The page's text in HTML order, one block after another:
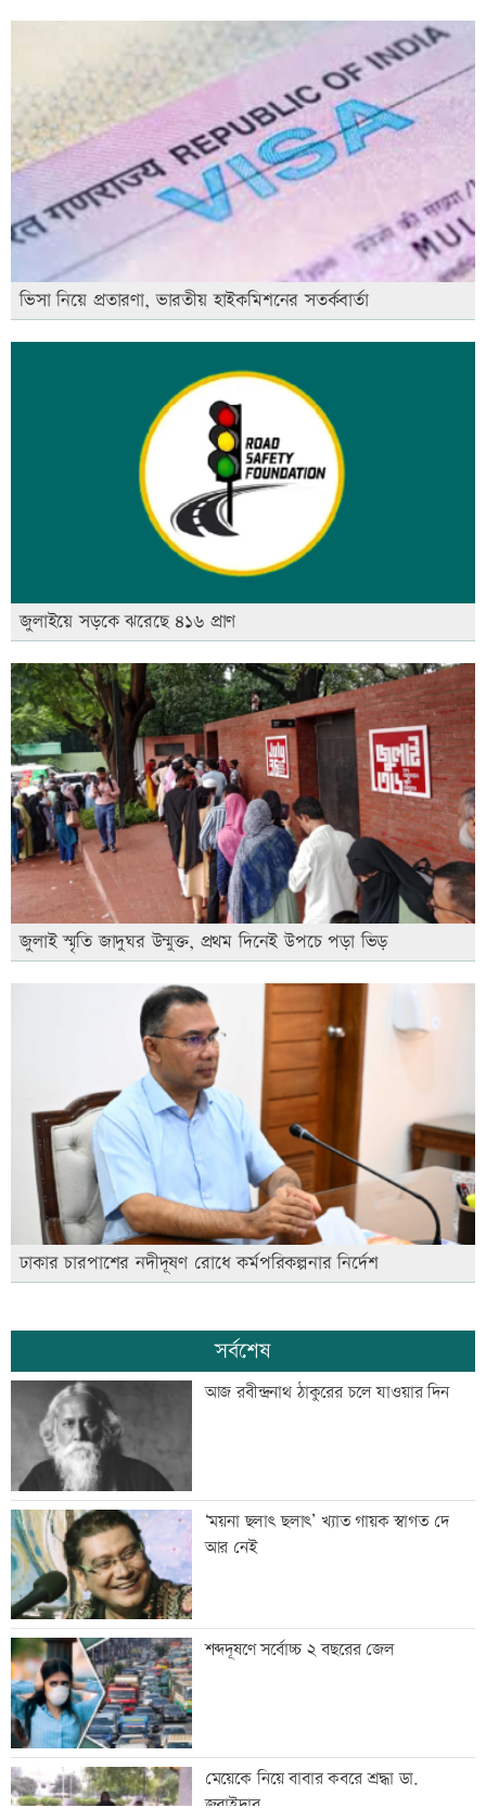
ভিসা নিয়ে প্রতারণা, ভারতীয় হাইকমিশনের সতর্কবার্তা
জুলাইয়ে সড়কে ঝরেছে ৪১৬ প্রাণ
জুলাই স্মৃতি জাদুঘর উন্মুক্ত, প্রথম দিনেই উপচে পড়া ভিড়
ঢাকার চারপাশের নদীদূষণ রোধে কর্মপরিকল্পনার নির্দেশ
সর্বশেষ
আজ রবীন্দ্রনাথ ঠাকুরের চলে যাওয়ার দিন
‘ময়না ছলাৎ ছলাৎ’ খ্যাত গায়ক স্বাগত দে
আর নেই
শব্দদূষণে সর্বোচ্চ ২ বছরের জেল
মেয়েকে নিয়ে বাবার কবরে শ্রদ্ধা ডা.
জুবাইদার